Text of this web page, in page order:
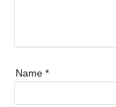
Name *